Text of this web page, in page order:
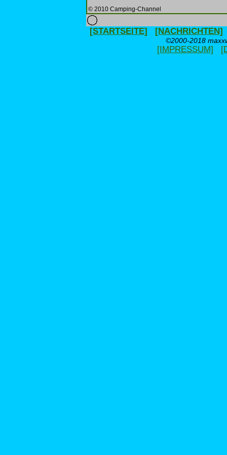
© 2010 Camping-Channel
[STARTSEITE] [NACHRICHTEN]
©2000-2018
[IMPRESSUM]